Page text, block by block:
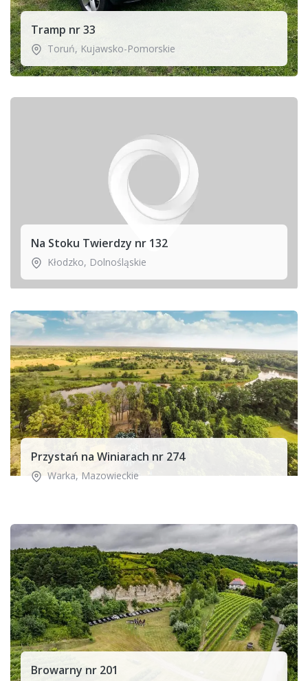
Tramp nr 33
Toruń, Kujawsko-Pomorskie
Na Stoku Twierdzy nr 132
Kłodzko, Dolnośląskie
Przystań na Winiarach nr 274
Warka, Mazowieckie
Browarny nr 201